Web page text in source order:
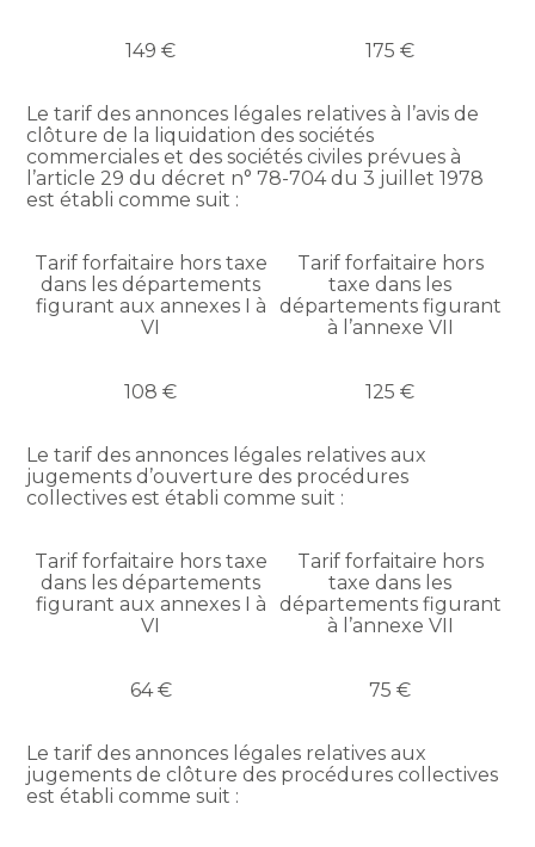
149 € 175 €
Le tarif des annonces légales relatives à l’avis de
clôture de la liquidation des sociétés
commerciales et des sociétés civiles prévues à
l’article 29 du décret n° 78-704 du 3 juillet 1978
est établi comme suit :
Tarif forfaitaire hors taxe
dans les départements
figurant aux annexes I à
VI
Tarif forfaitaire hors
taxe dans les
départements figurant
à l’annexe VII
108 € 125 €
Le tarif des annonces légales relatives aux
jugements d’ouverture des procédures
collectives est établi comme suit :
Tarif forfaitaire hors taxe
dans les départements
figurant aux annexes I à
VI
Tarif forfaitaire hors
taxe dans les
départements figurant
à l’annexe VII
64 € 75 €
Le tarif des annonces légales relatives aux
jugements de clôture des procédures collectives
est établi comme suit :